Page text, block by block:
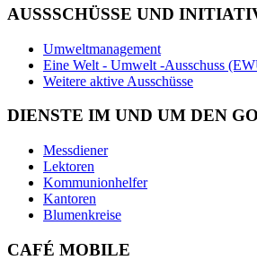
AUSSSCHÜSSE UND
Umweltmanagement
Eine Welt - Umwelt -Ausschuss
Weitere aktive Ausschüsse
DIENSTE IM UND UM DEN
Messdiener
Lektoren
Kommunionhelfer
Kantoren
Blumenkreise
CAFÉ MOBILE